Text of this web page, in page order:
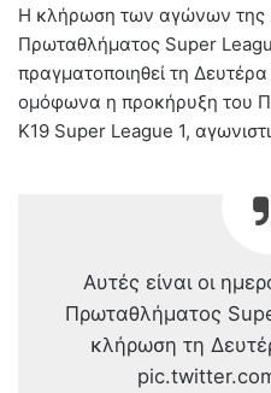
Η κλήρωση των αγώνων της
Πρωταθλήματος Super
πραγματοποιηθεί τη
ομόφωνα η προκήρυξη του
Κ19 Super League 1,
Αυτές είναι οι
Πρωταθλήματος
κλήρωση τη